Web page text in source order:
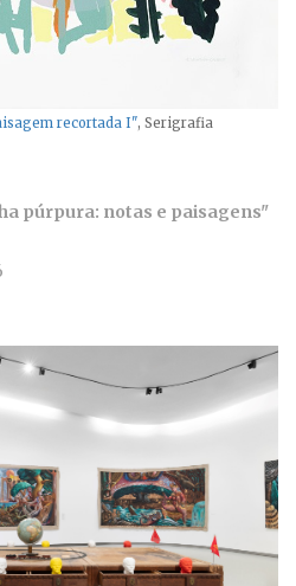
recortada I", Serigrafia
púrpura: notas e paisagens"